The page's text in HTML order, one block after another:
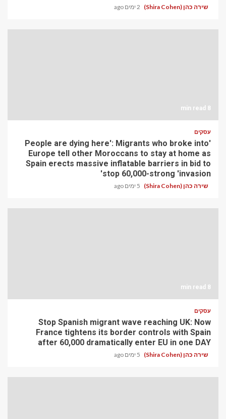
שירה כהן (Shira Cohen) 2 ימים ago
8 min read
עסקים
'People are dying here': Migrants who broke into
Europe tell other Moroccans to stay at home as
Spain erects massive inflatable barriers in bid to
stop 60,000-strong 'invasion'
שירה כהן (Shira Cohen) 5 ימים ago
8 min read
עסקים
Stop Spanish migrant wave reaching UK: Now
France tightens its border controls with Spain
after 60,000 dramatically enter EU in one DAY
שירה כהן (Shira Cohen) 5 ימים ago